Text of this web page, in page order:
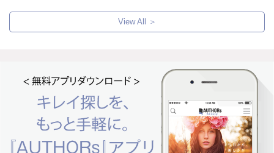
View All ＞